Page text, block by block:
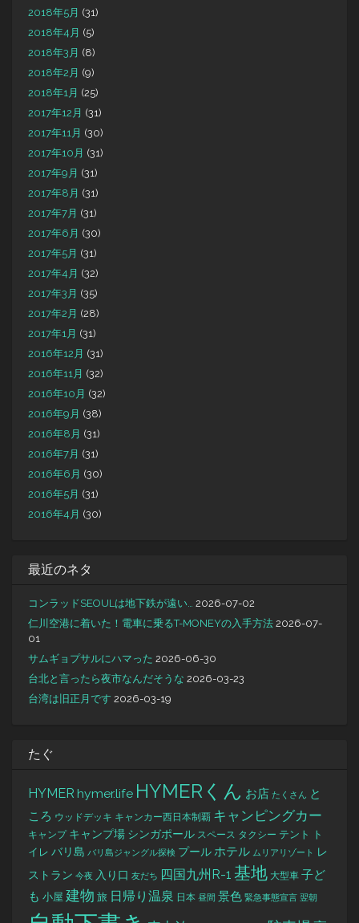
2018年5月 (31)
2018年4月 (5)
2018年3月 (8)
2018年2月 (9)
2018年1月 (25)
2017年12月 (31)
2017年11月 (30)
2017年10月 (31)
2017年9月 (31)
2017年8月 (31)
2017年7月 (31)
2017年6月 (30)
2017年5月 (31)
2017年4月 (32)
2017年3月 (35)
2017年2月 (28)
2017年1月 (31)
2016年12月 (31)
2016年11月 (32)
2016年10月 (32)
2016年9月 (38)
2016年8月 (31)
2016年7月 (31)
2016年6月 (30)
2016年5月 (31)
2016年4月 (30)
最近のネタ
コンラッドSEOULは地下鉄が遠い… 2026-07-02
仁川空港に着いた！電車に乗るT-MONEYの入手方法 2026-07-
01
サムギョプサルにハマった 2026-06-30
台北と言ったら夜市なんだそうな 2026-03-23
台湾は旧正月です 2026-03-19
たぐ
HYMER hymer.life HYMERくん お店 たくさん と
ころ ウッドデッキ キャンカー西日本制覇 キャンピングカー
キャンプ キャンプ場 シンガポール スペース タクシー テント
ト
イレ バリ島 バリ島ジャングル探検 プールホテル ムリアリゾート
レ
ストラン 今夜 入り口 友だち 四国九州R-1 基地 大型車 子ど
も 小屋 建物 旅 日帰り温泉 日本 昼間 景色 緊急事態宣言 翌朝